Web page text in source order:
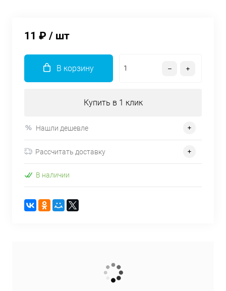
11 ₽ / шт
В корзину
Купить в 1 клик
Нашли дешевле
Рассчитать доставку
В наличии